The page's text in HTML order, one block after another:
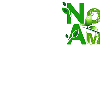
Vozinha,
cabo
Pastaza:
Agosto
La